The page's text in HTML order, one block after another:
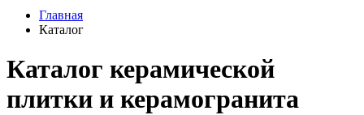
Главная
Каталог
Каталог керамической
плитки и керамогранита